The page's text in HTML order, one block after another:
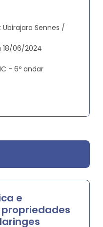
Ubirajara Sennes /
06/2024
- 6º andar
e